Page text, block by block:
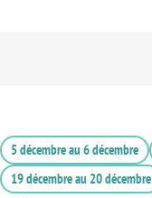
5 décembreau6 décembre
19 décembreau 20 décembre